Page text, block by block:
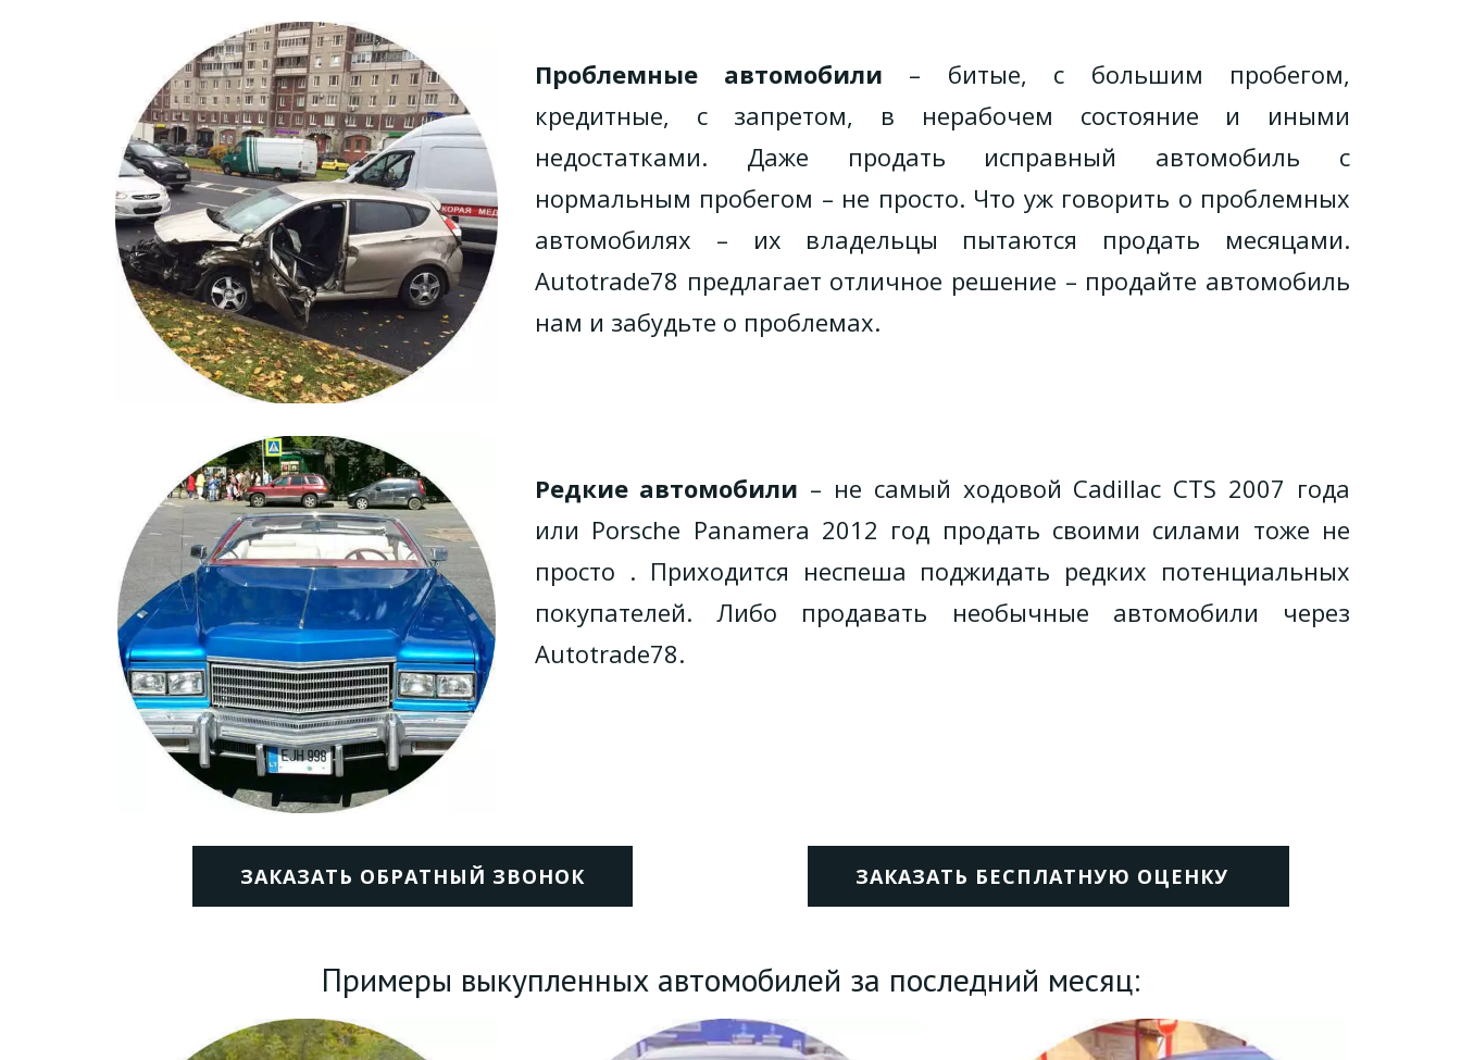
Проблемные автомобили – битые, с большим пробегом,
кредитные, с запретом, в нерабочем состояние и иными
недостатками. Даже продать исправный автомобиль с
нормальным пробегом – не просто. Что уж говорить о проблемных
автомобилях – их владельцы пытаются продать месяцами.
Autotrade78 предлагает отличное решение – продайте автомобиль
нам и забудьте о проблемах.
Редкие автомобили – не самый ходовой Cadillac CTS 2007 года
или Porsche Panamera 2012 год продать своими силами тоже не
просто . Приходится неспеша поджидать редких потенциальных
покупателей. Либо продавать необычные автомобили через
Autotrade78.
ЗАКАЗАТЬ ОБРАТНЫЙ ЗВОНОК ЗАКАЗАТЬ БЕСПЛАТНУЮ ОЦЕНКУ
Примеры выкупленных автомобилей за последний месяц: